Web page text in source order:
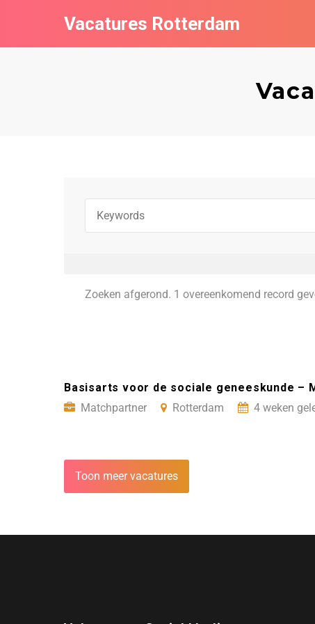
Vacatures Rotterdam
Zoeken afgerond. 1 overeenkomend record
Basisarts voor de sociale geneeskunde –
Matchpartner
Rotterdam 4 weken
Toon meer vacatures